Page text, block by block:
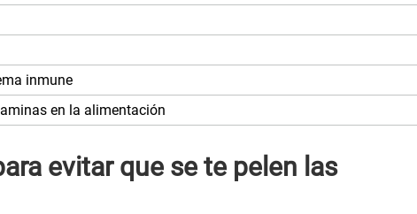
inmune
en la alimentación
evitar que se te pelen las